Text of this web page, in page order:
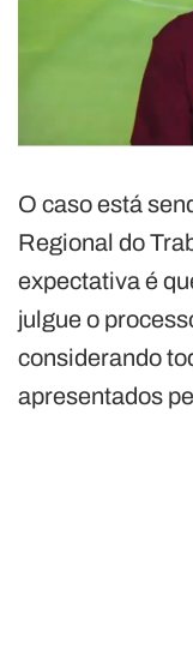
O caso está
Regional do
expectativa é
julgue o
considerando
apresentados